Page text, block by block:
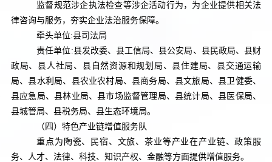
监督规范涉企执法检查等涉企活动行为，为企业提供相关法
律咨询与服务，夯实企业法治服务保障。
牵头单位:县司法局
责任单位 :县发改委、县工信局、县公安局、县民政局、县财
政局、县人社局、县自然资源和规划局、县住建局、县交通运输
局、县水利局、县农业农村局、县商务局、县文旅局、县卫健委、
县应急局、县林业局、县市场监督管理局、县统计局、县医保局、
县城管局、县税务局、县生态环境局。
（四）特色产业链增值服务队
重点为陶瓷、民宿、文旅、茶业等产业在产业链、政策服
务、人才、法律、科技、知识产权、金融等方面提供增值服务。